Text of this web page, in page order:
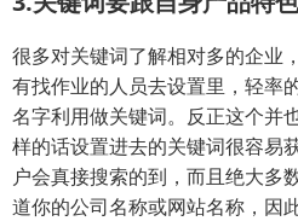
很多对关键词了解相对多的企业
有找作业的人员去设置里，轻率
名字利用做关键词。反正这个并
样的话设置进去的关键词很容易
户会真接搜索的到，而且绝大多
道你的公司名称或网站名称，因